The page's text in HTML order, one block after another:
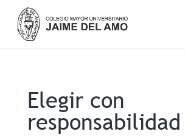
Elegir con
responsabilidad